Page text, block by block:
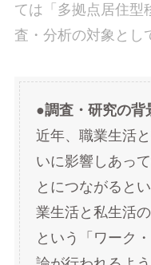
ては「多拠点居住型
査・分析の対象とし
●調査・研究の背
近年、職業生活
いに影響しあっ
とにつながると
業生活と私生活
という「ワーク